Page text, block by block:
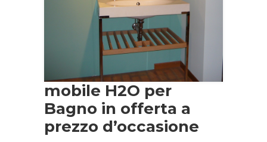
mobile H2O per
Bagno in offerta a
prezzo d’occasione